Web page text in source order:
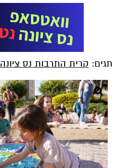
תגים: קרית התרבות נס ציונה